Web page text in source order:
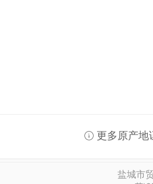
更多原产地
盐城市